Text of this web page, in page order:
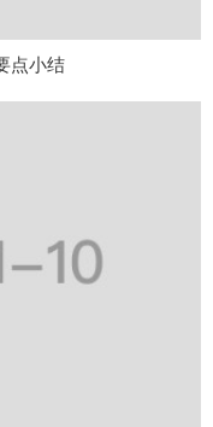
点小结